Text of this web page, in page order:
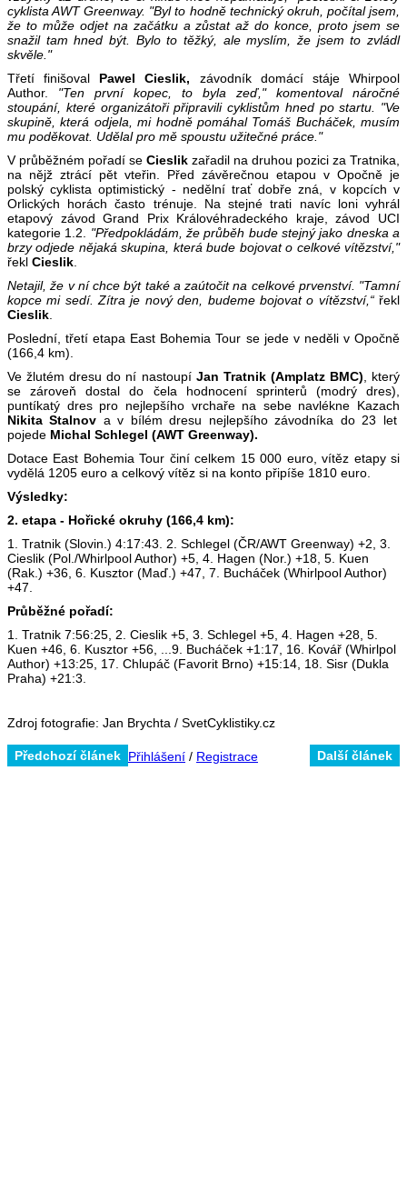
cyklista AWT Greenway. "Byl to hodně technický okruh, počítal jsem,
že to může odjet na začátku a zůstat až do konce, proto jsem se
snažil tam hned být. Bylo to těžký, ale myslím, že jsem to zvládl
skvěle."
Třetí finišoval Pawel Cieslik, závodník domácí stáje Whirpool
Author.
"Ten první kopec, to byla zeď," komentoval náročné
stoupání, které organizátoři připravili cyklistům hned po startu. "Ve
skupině, která odjela, mi hodně pomáhal Tomáš Bucháček, musím
mu poděkovat. Udělal pro mě spoustu užitečné práce."
V průběžném pořadí se Cieslik zařadil na druhou pozici za Tratnika,
na nějž ztrácí pět vteřin. Před závěrečnou etapou v Opočně je
polský cyklista optimistický - nedělní trať dobře zná, v kopcích v
Orlických horách často trénuje. Na stejné trati navíc loni vyhrál
etapový závod Grand Prix Královéhradeckého kraje, závod UCI
kategorie 1.2. "Předpokládám, že průběh bude stejný jako dneska a
brzy odjede nějaká skupina, která bude bojovat o celkové vítězství,"
řekl Cieslik
Netajil, že v ní chce být také a zaútočit na celkové prvenství. "Tamní
kopce mi sedí. Zítra je nový den, budeme bojovat o vítězství,“řekl
Cieslik
Poslední, třetí etapa East Bohemia Tour se jede v neděli v Opočně
(166,4 km).
Ve žlutém dresu do ní nastoupí Jan Tratnik (Amplatz BMC) , který
se zároveň dostal do čela hodnocení sprinterů (modrý dres),
puntíkatý dres pro nejlepšího vrchaře na sebe navlékne Kazach
Nikita Stalnov a v bílém dresu nejlepšího závodníka do 23 let
pojede Michal Schlegel (AWT Greenway).
Dotace East Bohemia Tour činí celkem 15 000 euro, vítěz etapy si
vydělá 1205 euro a celkový vítěz si na konto připíše 1810 euro.
Výsledky:
2. etapa - Hořické okruhy (166,4 km):
1. Tratnik (Slovin.) 4:17:43. 2. Schlegel (ČR/AWT Greenway) +2, 3.
Cieslik (Pol./Whirlpool Author) +5, 4. Hagen (Nor.) +18, 5. Kuen
(Rak.) +36, 6. Kusztor (Maď.) +47, 7. Bucháček (Whirlpool Author)
+47.
Průběžné pořadí:
1. Tratnik 7:56:25, 2. Cieslik +5, 3. Schlegel +5, 4. Hagen +28, 5.
Kuen +46, 6. Kusztor +56, ...9. Bucháček +1:17, 16. Kovář (Whirlpol
Author) +13:25, 17. Chlupáč (Favorit Brno) +15:14, 18. Sisr (Dukla
Praha) +21:3.
Zdroj fotografie: Jan Brychta / SvetCyklistiky.cz
Předchozí článek Další článek
Přihlášení / Registrace